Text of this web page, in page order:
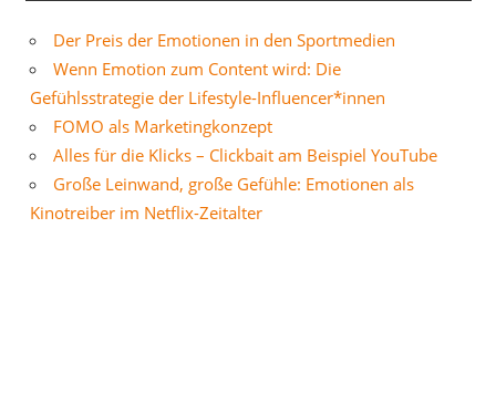
Der Preis der Emotionen in den Sportmedien
Wenn Emotion zum Content wird: Die
Gefühlsstrategie der Lifestyle-Influencer*innen
FOMO als Marketingkonzept
Alles für die Klicks – Clickbait am Beispiel YouTube
Große Leinwand, große Gefühle: Emotionen als
Kinotreiber im Netflix-Zeitalter